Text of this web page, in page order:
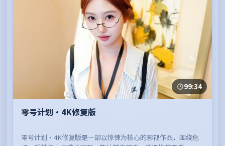
99:34
零号计划·4K修复版
零号计划·4K修复版是一部以惊悚为核心的影视作品，围绕危